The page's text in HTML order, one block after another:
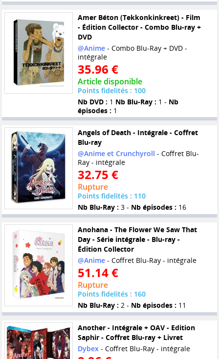
Amer Béton (Tekkonkinkreet) - Film
- Édition Collector - Combo Blu-ray +
DVD
@Anime- Combo Blu-Ray + DVD -
intégrale
35.96 €
Article disponible
Points fidelités : 100
Nb DVD : 1 Nb Blu-Ray : 1 - Nb
épisodes : 1
Angels of Death - Intégrale - Coffret
Blu-ray
@Anime et Crunchyroll - Coffret Blu-
Ray - intégrale
32.75 €
Rupture
Points fidelités : 110
Nb Blu-Ray : 3 - Nb épisodes : 16
Anohana - The Flower We Saw That
Day - Série intégrale - Blu-ray -
Édition Collector
@Anime- Coffret Blu-Ray - intégrale
51.14 €
Rupture
Points fidelités : 160
Nb Blu-Ray : 2 - Nb épisodes : 11
Another - Intégrale + OAV - Edition
Saphir - Coffret Blu-ray + Livret
Dybex- Coffret Blu-Ray - intégrale